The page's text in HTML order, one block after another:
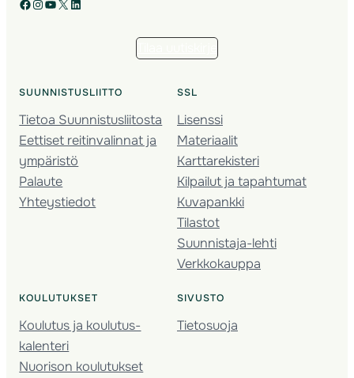
Facebook Instagram YouTube X LinkedIn
SUUNNISTUSLIITTO
Tietoa Suunnistusliitosta
Eettiset reitinvalinnat ja
ympäristö
Palaute
Yhteystiedot
SSL
Lisenssi
Materiaalit
Karttarekisteri
Kilpailut ja tapahtumat
Kuvapankki
Tilastot
Suunnistaja-lehti
Verkkokauppa
KOULUTUKSET
Koulutus ja koulutus­
kalenteri
Nuorison koulutukset
SIVUSTO
Tietosuoja